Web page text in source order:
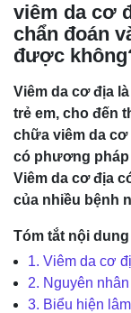
viêm da cơ
chẩn đoán
được
Viêm da cơ địa
trẻ em, cho đến
chữa viêm da
có phương pháp
Viêm da cơ địa
của nhiều bệnh
Tóm tắt nội dung
1. Viêm da cơ
2. Nguyên
3. Biểu hiện